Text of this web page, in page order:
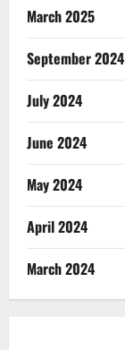
March 2025
September 2024
July 2024
June 2024
May 2024
April 2024
March 2024